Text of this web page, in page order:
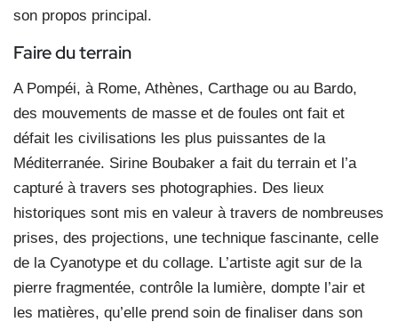
son propos principal.
Faire du terrain
A Pompéi, à Rome, Athènes, Carthage ou au Bardo,
des mouvements de masse et de foules ont fait et
défait les civilisations les plus puissantes de la
Méditerranée. Sirine Boubaker a fait du terrain et l’a
capturé à travers ses photographies. Des lieux
historiques sont mis en valeur à travers de nombreuses
prises, des projections, une technique fascinante, celle
de la Cyanotype et du collage. L’artiste agit sur de la
pierre fragmentée, contrôle la lumière, dompte l’air et
les matières, qu’elle prend soin de finaliser dans son